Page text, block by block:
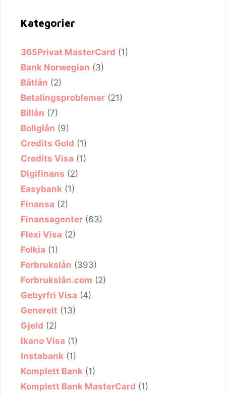
Kategorier
365Privat MasterCard (1)
Bank Norwegian (3)
Båtlån (2)
Betalingsproblemer (21)
Billån (7)
Boliglån (9)
Credits Gold (1)
Credits Visa (1)
Digifinans (2)
Easybank (1)
Finansa (2)
Finansagenter (63)
Flexi Visa (2)
Folkia (1)
Forbrukslån (393)
Forbrukslån.com (2)
Gebyrfri Visa (4)
Generelt (13)
Gjeld (2)
Ikano Visa (1)
Instabank (1)
Komplett Bank (1)
Komplett Bank MasterCard (1)